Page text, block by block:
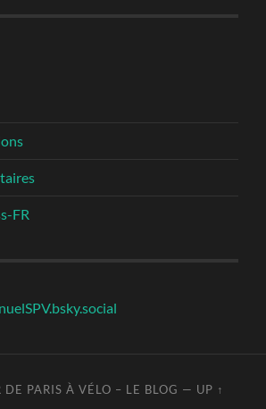
FR
DE PARIS À VÉLO – LE BLOG — UP ↑